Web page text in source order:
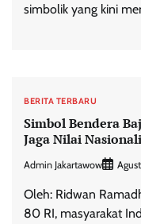
simbolik yang kini
BERITA TERBARU
Simbol Bendera
Jaga Nilai
Admin Jakartawow
Oleh: Ridwan
80 RI, masyarakat